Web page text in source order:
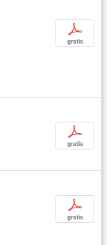
p
gratis
p
gratis
p
gratis